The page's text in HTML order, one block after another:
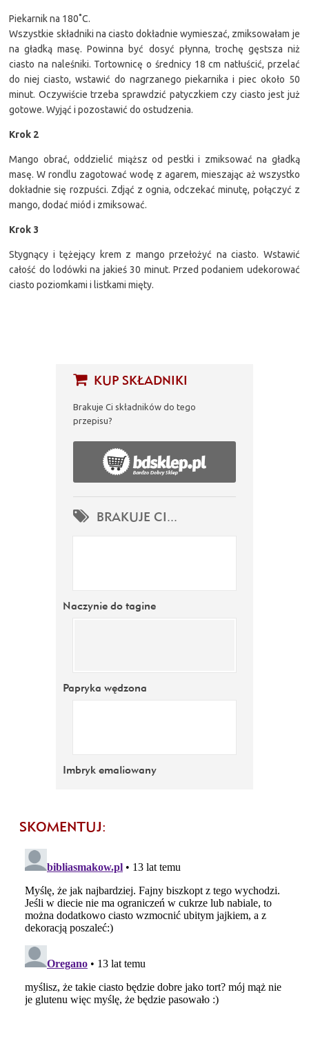
KUP SKŁADNIKI
Brakuje Ci składników do tego
przepisu?
BRAKUJE CI...
Naczynie do tagine
Papryka wędzona
Imbryk emaliowany
Piekarnik na 180˚C.
Wszystkie składniki na ciasto dokładnie wymieszać, zmiksowałam je
na gładką masę. Powinna być dosyć płynna, trochę gęstsza niż
ciasto na naleśniki. Tortownicę o średnicy 18 cm natłuścić, przelać
do niej ciasto, wstawić do nagrzanego piekarnika i piec około 50
minut. Oczywiście trzeba sprawdzić patyczkiem czy ciasto jest już
gotowe. Wyjąć i pozostawić do ostudzenia.
Krok 2
Mango obrać, oddzielić miąższ od pestki i zmiksować na gładką
masę. W rondlu zagotować wodę z agarem, mieszając aż wszystko
dokładnie się rozpuści. Zdjąć z ognia, odczekać minutę, połączyć z
mango, dodać miód i zmiksować.
Krok 3
Stygnący i tężejący krem z mango przełożyć na ciasto. Wstawić
całość do lodówki na jakieś 30 minut. Przed podaniem udekorować
ciasto poziomkami i listkami mięty.
SKOMENTUJ: